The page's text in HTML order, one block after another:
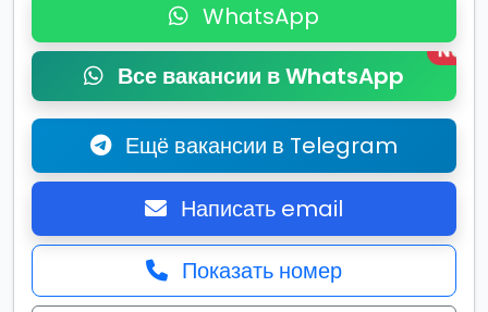
WhatsApp
Все вакансии в WhatsApp
New
Ещё вакансии в Telegram
Написать email
Показать номер